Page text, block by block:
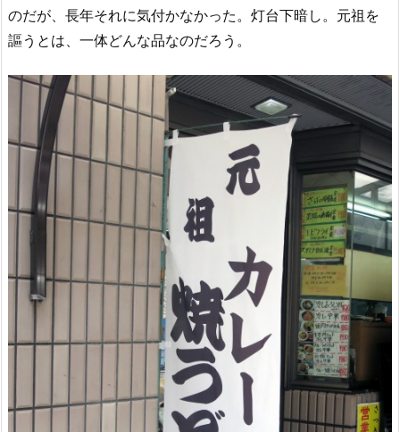
のだが、長年それに気付かなかった。灯台下暗し。元祖を
謳うとは、一体どんな品なのだろう。